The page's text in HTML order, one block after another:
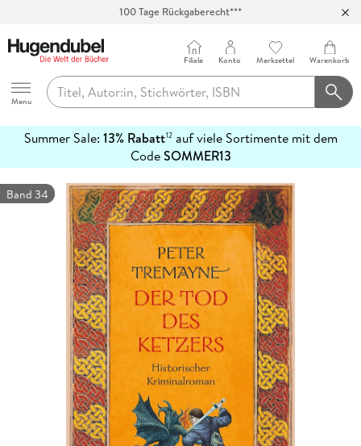
100 Tage Rückgaberecht***
Hugendubel
Menu
Filiale Konto Merkzettel Warenkorb
Summer Sale: 13% Rabatt12auf viele Sortimente mit dem
CodeSOMMER13
erfahren
Band 34